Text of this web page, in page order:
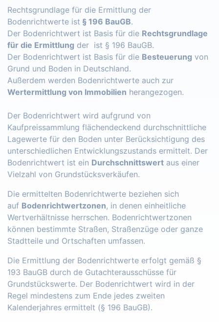
Rechtsgrundlage für die Ermittlung der
Bodenrichtwerte ist § 196 BauGB.
Der Bodenrichtwert ist Basis für die Rechtsgrundlage
für die Ermittlung der ist § 196 BauGB.
Der Bodenrichtwert ist Basis für die Besteuerung von
Grund und Boden in Deutschland.
Außerdem werden Bodenrichtwerte auch zur
Wertermittlung von Immobilien herangezogen.
Der Bodenrichtwert wird aufgrund von
Kaufpreissammlung flächendeckend durchschnittliche
Lagewerte für den Boden unter Berücksichtigung des
unterschiedlichen Entwicklungszustands ermittelt. Der
Bodenrichtwert ist ein Durchschnittswert aus einer
Vielzahl von Grundstücksverkäufen.
Die ermittelten Bodenrichtwerte beziehen sich
auf Bodenrichtwertzonen, in denen einheitliche
Wertverhältnisse herrschen. Bodenrichtwertzonen
können bestimmte Straßen, Straßenzüge oder ganze
Stadtteile und Ortschaften umfassen.
Die Ermittlung der Bodenrichtwerte erfolgt gemäß §
193 BauGB durch de Gutachterausschüsse für
Grundstückswerte. Der Bodenrichtwert wird in der
Regel mindestens zum Ende jedes zweiten
Kalenderjahres ermittelt (§ 196 BauGB).